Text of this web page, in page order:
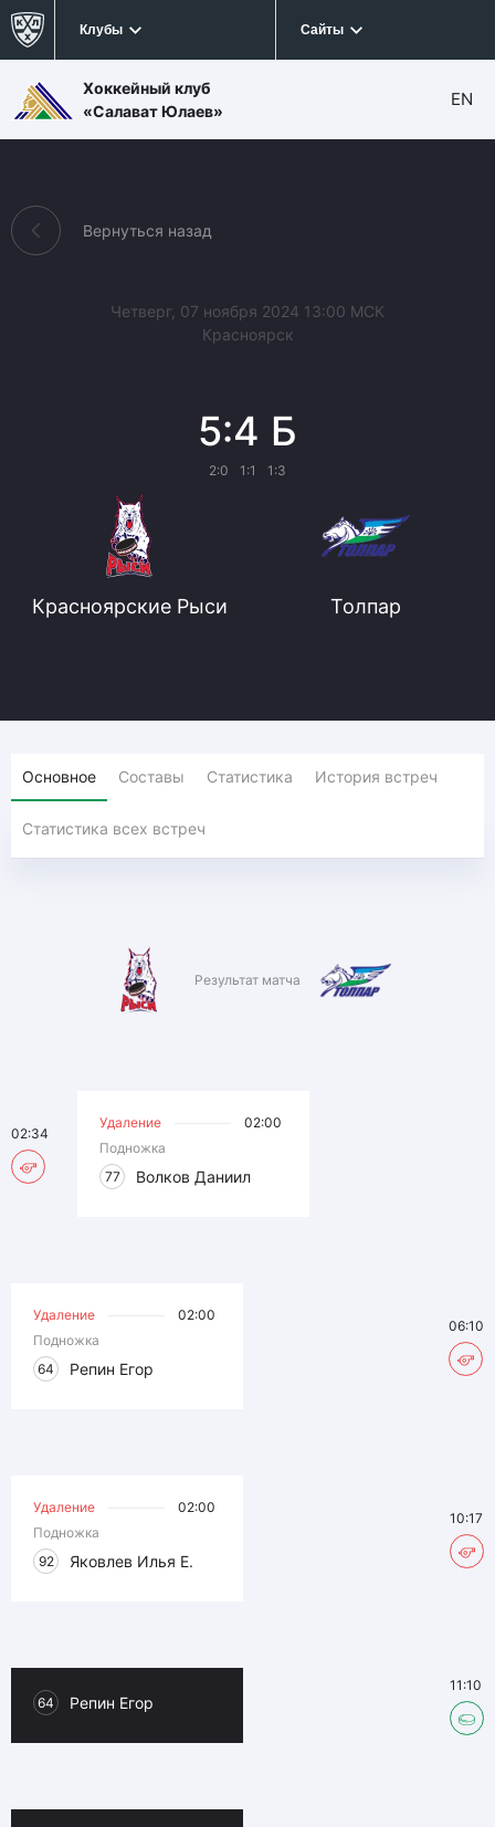
Клубы Сайты
Хоккейный клуб
«Салават Юлаев»
EN
Вернуться назад
Красноярские Рыси
Четверг, 07 ноября 2024 13:00 МСК
Красноярск
5:4 Б
2:0 1:1 1:3
Толпар
Основное Составы Статистика История встреч
Статистика всех встреч
Результат матча
Удаление
02:00
Подножка
77
Волков Даниил
02:34
Удаление
02:00
Подножка
64
Репин Егор
06:10
Удаление
02:00
Подножка
92
Яковлев Илья Е.
10:17
64 Репин Егор
11:10